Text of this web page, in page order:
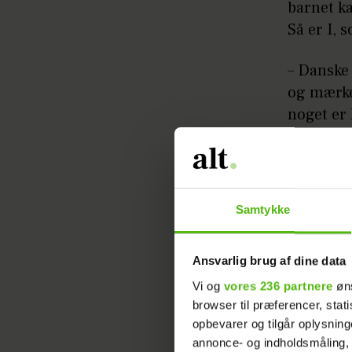
Samtykke
Ansvarlig brug af dine data
Vi og vores 236 partnere
browser til præferencer,
opbevarer og tilgår
annonce- og
barnet
Så er I,
–
og
noget
siger
stille,
bliver
ro til at